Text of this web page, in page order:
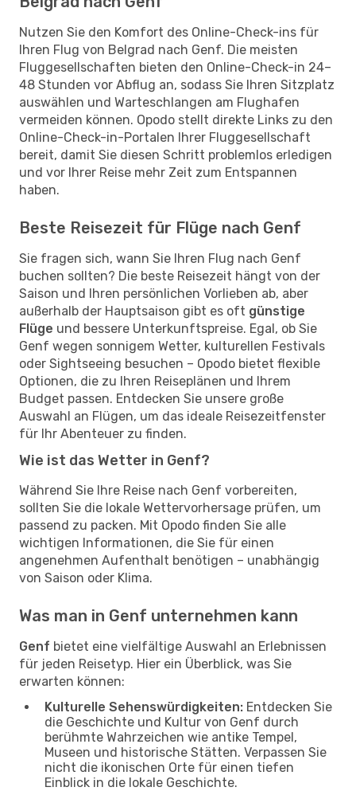
Nutzen Sie den Komfort des Online-Check-ins für
Ihren Flug von Belgrad nach Genf. Die meisten
Fluggesellschaften bieten den Online-Check-in 24–
48 Stunden vor Abflug an, sodass Sie Ihren Sitzplatz
auswählen und Warteschlangen am Flughafen
vermeiden können. Opodo stellt direkte Links zu den
Online-Check-in-Portalen Ihrer Fluggesellschaft
bereit, damit Sie diesen Schritt problemlos erledigen
und vor Ihrer Reise mehr Zeit zum Entspannen
haben.
Beste Reisezeit für Flüge nach Genf
Sie fragen sich, wann Sie Ihren Flug nach Genf
buchen sollten? Die beste Reisezeit hängt von der
Saison und Ihren persönlichen Vorlieben ab, aber
außerhalb der Hauptsaison gibt es oft günstige
Flüge und bessere Unterkunftspreise. Egal, ob Sie
Genf wegen sonnigem Wetter, kulturellen Festivals
oder Sightseeing besuchen – Opodo bietet flexible
Optionen, die zu Ihren Reiseplänen und Ihrem
Budget passen. Entdecken Sie unsere große
Auswahl an Flügen, um das ideale Reisezeitfenster
für Ihr Abenteuer zu finden.
Wie ist das Wetter in Genf?
Während Sie Ihre Reise nach Genf vorbereiten,
sollten Sie die lokale Wettervorhersage prüfen, um
passend zu packen. Mit Opodo finden Sie alle
wichtigen Informationen, die Sie für einen
angenehmen Aufenthalt benötigen – unabhängig
von Saison oder Klima.
Was man in Genf unternehmen kann
Genf bietet eine vielfältige Auswahl an Erlebnissen
für jeden Reisetyp. Hier ein Überblick, was Sie
erwarten können:
Kulturelle Sehenswürdigkeiten: Entdecken Sie
die Geschichte und Kultur von Genf durch
berühmte Wahrzeichen wie antike Tempel,
Museen und historische Stätten. Verpassen Sie
nicht die ikonischen Orte für einen tiefen
Einblick in die lokale Geschichte.